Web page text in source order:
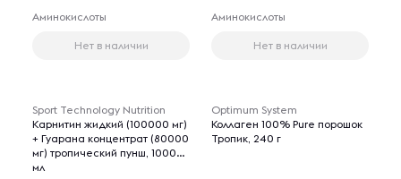
Аминокислоты
Нет в наличии
Аминокислоты
Нет в наличии
Sport Technology Nutrition
Карнитин жидкий (100000 мг)
+ Гуарана концентрат (80000
мг) тропический пунш, 1000
мл
Optimum System
Коллаген 100% Pure порошок
Тропик, 240 г